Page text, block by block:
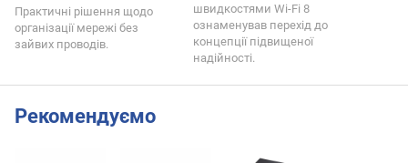
Практичні рішення щодо
організації мережі без
зайвих проводів.
швидкостями Wi-Fi 8
ознаменував перехід до
концепції підвищеної
надійності.
Рекомендуємо